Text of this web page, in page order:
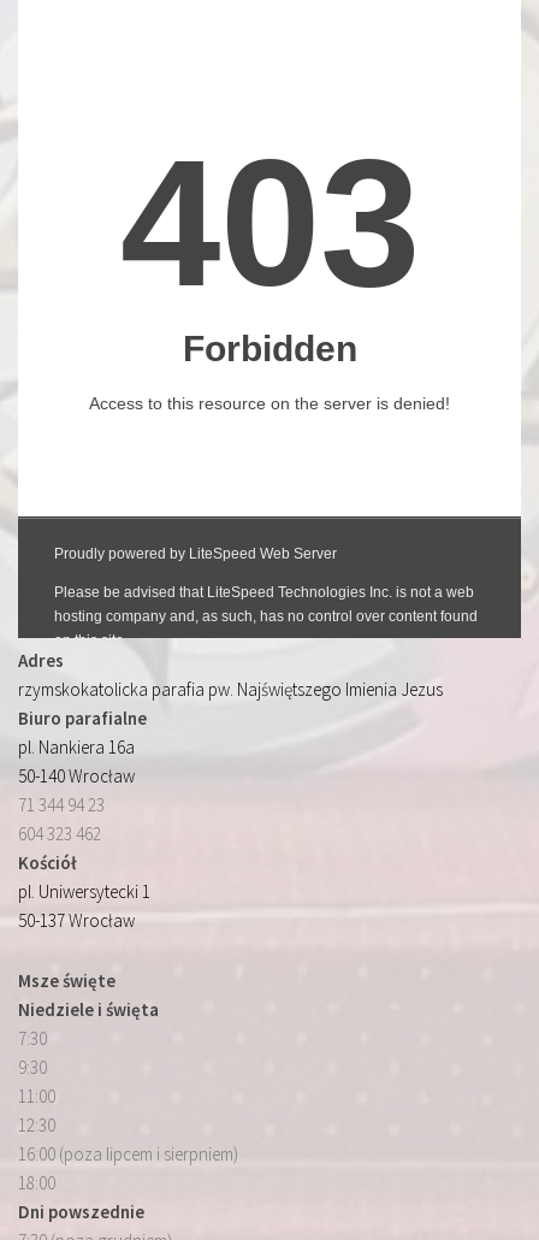
Adres
rzymskokatolicka parafia pw. Najświętszego Imienia Jezus
Biuro parafialne
pl. Nankiera 16a
50-140 Wrocław
71 344 94 23
604 323 462
Kościół
pl. Uniwersytecki 1
50-137 Wrocław
Msze święte
Niedziele i święta
7:30
9:30
11:00
12:30
16:00 (poza lipcem i sierpniem)
18:00
Dni powszednie